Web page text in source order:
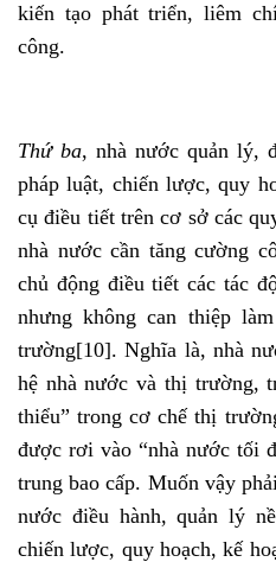
kiến tạo phát triển, liêm
công.
Thứ ba, nhà nước quản lý,
pháp luật, chiến lược, quy
cụ điều tiết trên cơ sở các
nhà nước cần tăng cường
chủ động điều tiết các tác
nhưng không can thiệp
trường[10]. Nghĩa là, nhà
hệ nhà nước và thị trường,
thiểu” trong cơ chế thị
được rơi vào “nhà nước tối
trung bao cấp. Muốn vậy
nước điều hành, quản lý
chiến lược, quy hoạch, kế